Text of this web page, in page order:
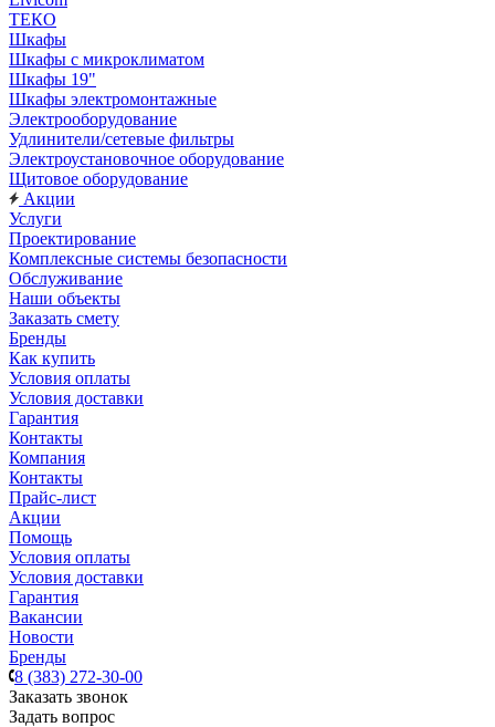
ТЕКО
Шкафы
Шкафы с микроклиматом
Шкафы 19"
Шкафы электромонтажные
Электрооборудование
Удлинители/сетевые фильтры
Электроустановочное оборудование
Щитовое оборудование
Акции
Услуги
Проектирование
Комплексные системы безопасности
Обслуживание
Наши объекты
Заказать смету
Бренды
Как купить
Условия оплаты
Условия доставки
Гарантия
Контакты
Компания
Контакты
Прайс-лист
Акции
Помощь
Условия оплаты
Условия доставки
Гарантия
Вакансии
Новости
Бренды
8 (383) 272-30-00
Заказать звонок
Задать вопрос